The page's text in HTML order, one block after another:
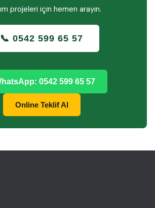
projeleri için hemen arayın.
📞 0542 599 65 57
0542 599 65 57
Online Teklif Al